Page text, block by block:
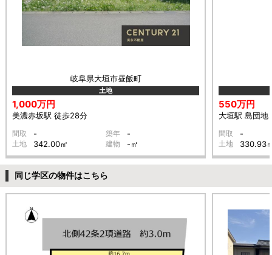
岐阜県大垣市昼飯町
土地
1,000万円
美濃赤坂駅 徒歩28分
間取 - 築年 -
土地 342.00㎡ 建物 -㎡
550万円
大垣駅 島団地
間取 -
土地 330.93
同じ学区の物件はこちら